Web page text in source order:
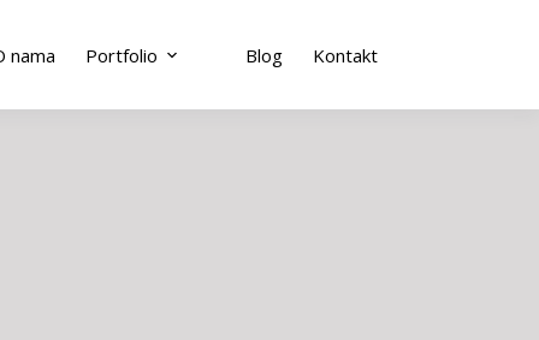
nama Portfolio Blog Kontakt